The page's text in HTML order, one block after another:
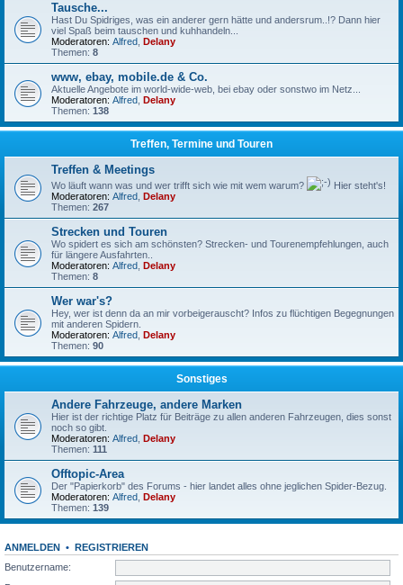
Tausche...
Hast Du Spidriges, was ein anderer gern hätte und andersrum..!? Dann hier
viel Spaß beim tauschen und kuhhandeln...
Moderatoren: Alfred Delany
Themen: 8
www, ebay, mobile.de & Co.
Aktuelle Angebote im world-wide-web, bei ebay oder sonstwo im Netz...
Moderatoren: Alfred Delany
Themen: 138
Treffen, Termine und Touren
Treffen & Meetings
Wo läuft wann was und wer trifft sich wie mit wem warum?
Hier steht's!
Moderatoren: Alfred Delany
Themen: 267
Strecken und Touren
Wo spidert es sich am schönsten? Strecken- und Tourenempfehlungen, auch
für längere Ausfahrten..
Moderatoren: Alfred Delany
Themen: 8
Wer war's?
Hey, wer ist denn da an mir vorbeigerauscht? Infos zu flüchtigen Begegnungen
mit anderen Spidern.
Moderatoren: Alfred Delany
Themen: 90
Sonstiges
Andere Fahrzeuge, andere Marken
Hier ist der richtige Platz für Beiträge zu allen anderen Fahrzeugen, dies sonst
noch so gibt.
Moderatoren: Alfred Delany
Themen: 111
Offtopic-Area
Der "Papierkorb" des Forums - hier landet alles ohne jeglichen Spider-Bezug.
Moderatoren: Alfred Delany
Themen: 139
ANMELDEN • REGISTRIEREN
Benutzername: